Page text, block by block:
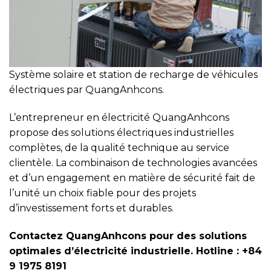
Système solaire et station de recharge de véhicules
électriques par QuangAnhcons.
L’entrepreneur en électricité QuangAnhcons
propose des solutions électriques industrielles
complètes, de la qualité technique au service
clientèle. La combinaison de technologies avancées
et d’un engagement en matière de sécurité fait de
l’unité un choix fiable pour des projets
d’investissement forts et durables.
Contactez QuangAnhcons pour des solutions
optimales d’électricité industrielle. Hotline : +84
9 1975 8191